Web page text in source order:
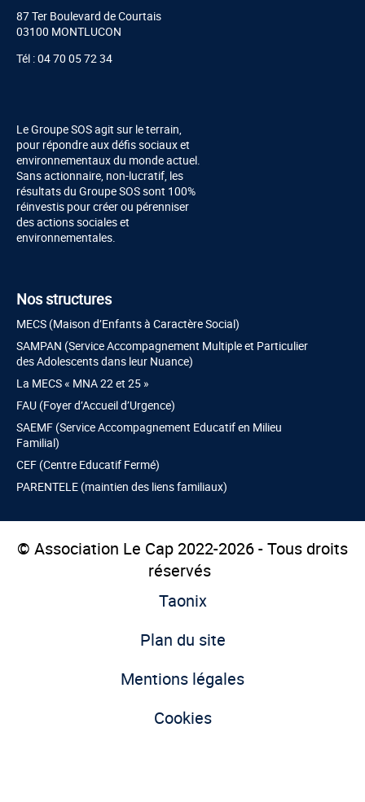
87 Ter Boulevard de Courtais
03100 MONTLUCON
Tél : 04 70 05 72 34
Le Groupe SOS agit sur le terrain,
pour répondre aux défis sociaux et
environnementaux du monde actuel.
Sans actionnaire, non-lucratif, les
résultats du Groupe SOS sont 100%
réinvestis pour créer ou pérenniser
des actions sociales et
environnementales.
Nos structures
MECS (Maison d’Enfants à Caractère Social)
SAMPAN (Service Accompagnement Multiple et Particulier
des Adolescents dans leur Nuance)
La MECS « MNA 22 et 25 »
FAU (Foyer d’Accueil d’Urgence)
SAEMF (Service Accompagnement Educatif en Milieu
Familial)
CEF (Centre Educatif Fermé)
PARENTELE (maintien des liens familiaux)
© Association Le Cap 2022-2026 - Tous droits
réservés
Taonix
Plan du site
Mentions légales
Cookies